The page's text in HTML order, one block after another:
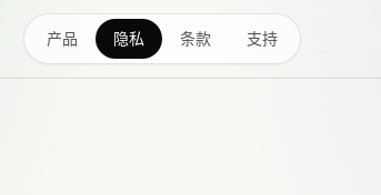
产品 隐私 条款 支持